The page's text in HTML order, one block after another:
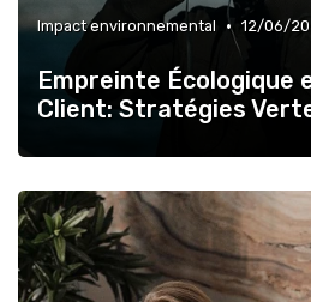
Impact environnemental • 12/06/
Empreinte Écologique
Client: Stratégies